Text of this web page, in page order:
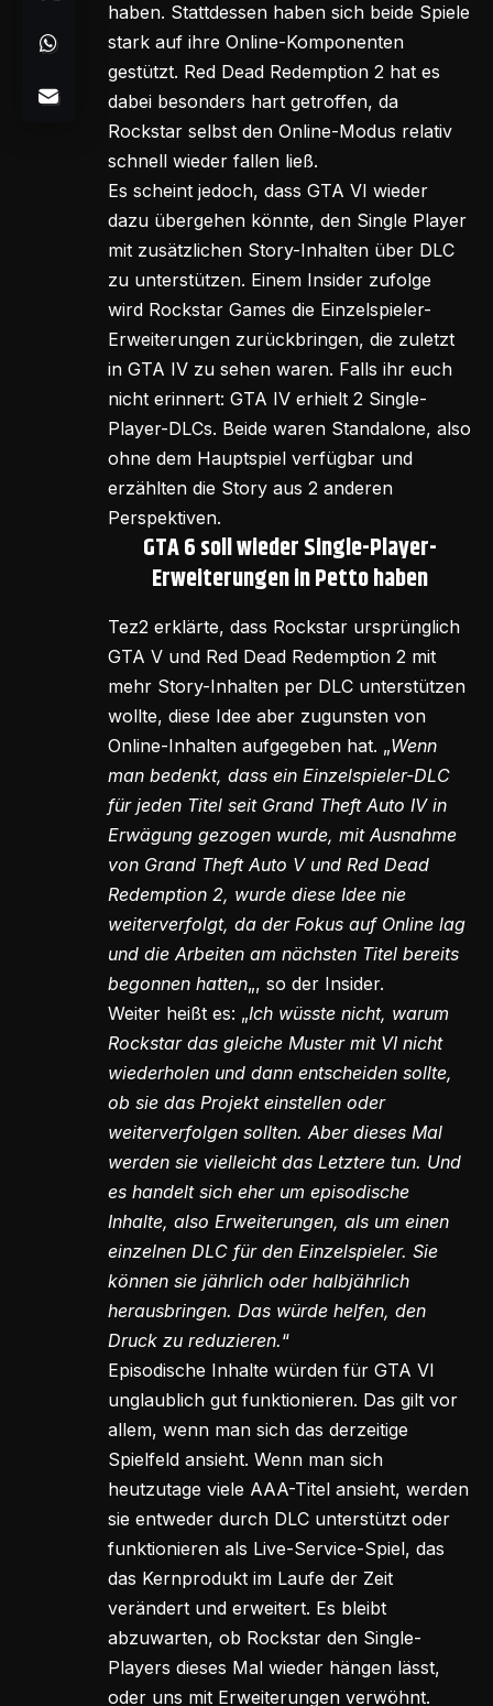
haben. Stattdessen haben sich beide Spiele
stark auf ihre Online-Komponenten
gestützt. Red Dead Redemption 2 hat es
dabei besonders hart getroffen, da
Rockstar selbst den Online-Modus relativ
schnell wieder fallen ließ.
Es scheint jedoch, dass GTA VI wieder
dazu übergehen könnte, den Single Player
mit zusätzlichen Story-Inhalten über DLC
zu unterstützen. Einem Insider zufolge
wird Rockstar Games die Einzelspieler-
Erweiterungen zurückbringen, die zuletzt
in GTA IV zu sehen waren. Falls ihr euch
nicht erinnert: GTA IV erhielt 2 Single-
Player-DLCs. Beide waren Standalone, also
ohne dem Hauptspiel verfügbar und
erzählten die Story aus 2 anderen
Perspektiven.
GTA 6 soll wieder Single-Player-
Erweiterungen in Petto haben
Tez2 erklärte, dass Rockstar ursprünglich
GTA V und Red Dead Redemption 2 mit
mehr Story-Inhalten per DLC unterstützen
wollte, diese Idee aber zugunsten von
Online-Inhalten aufgegeben hat. „Wenn
man bedenkt, dass ein Einzelspieler-DLC
für jeden Titel seit Grand Theft Auto IV in
Erwägung gezogen wurde, mit Ausnahme
von Grand Theft Auto V und Red Dead
Redemption 2, wurde diese Idee nie
weiterverfolgt, da der Fokus auf Online lag
und die Arbeiten am nächsten Titel bereits
begonnen hatten„, so der Insider.
Weiter heißt es: „Ich wüsste nicht, warum
Rockstar das gleiche Muster mit VI nicht
wiederholen und dann entscheiden sollte,
ob sie das Projekt einstellen oder
weiterverfolgen sollten. Aber dieses Mal
werden sie vielleicht das Letztere tun. Und
es handelt sich eher um episodische
Inhalte, also Erweiterungen, als um einen
einzelnen DLC für den Einzelspieler. Sie
können sie jährlich oder halbjährlich
herausbringen. Das würde helfen, den
Druck zu reduzieren.“
Episodische Inhalte würden für GTA VI
unglaublich gut funktionieren. Das gilt vor
allem, wenn man sich das derzeitige
Spielfeld ansieht. Wenn man sich
heutzutage viele AAA-Titel ansieht, werden
sie entweder durch DLC unterstützt oder
funktionieren als Live-Service-Spiel, das
das Kernprodukt im Laufe der Zeit
verändert und erweitert. Es bleibt
abzuwarten, ob Rockstar den Single-
Players dieses Mal wieder hängen lässt,
oder uns mit Erweiterungen verwöhnt.